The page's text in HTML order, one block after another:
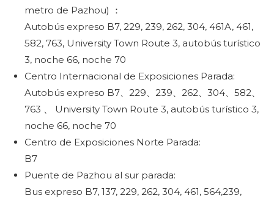
metro de Pazhou) ：
Autobús expreso B7, 229, 239, 262, 304, 461A, 461,
582, 763, University Town Route 3, autobús turístico
3, noche 66, noche 70
Centro Internacional de Exposiciones Parada:
Autobús expreso B7、229、239、262、304、582、
763 、 University Town Route 3, autobús turístico 3,
noche 66, noche 70
Centro de Exposiciones Norte Parada:
B7
Puente de Pazhou al sur parada:
Bus expreso B7, 137, 229, 262, 304, 461, 564,239,